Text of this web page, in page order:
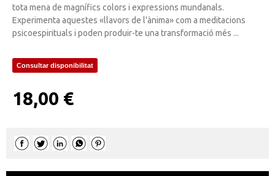
tota mena de magnífics colors i expressions mundanals.
Experimenta aquestes «llavors de l'ànima» com a meditacions
psicoespirituals i poden produir-te una transformació més ...
Consultar disponibilitat
18,00 €